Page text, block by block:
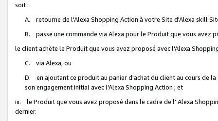
soit :
A. retourne de l'Alexa Shopping Action à votre Site d'Alexa skill
B. passe une commande via Alexa pour le Produit que vous avez
le client achète le Produit que vous avez proposé avec l'Alexa
C. via Alexa, ou
D. en ajoutant ce produit au panier d'achat du client au cours de
son engagement initial avec l'Alexa Shopping Action ; et
iii. le Produit que vous avez proposé dans le cadre de l' Alexa
dernier.